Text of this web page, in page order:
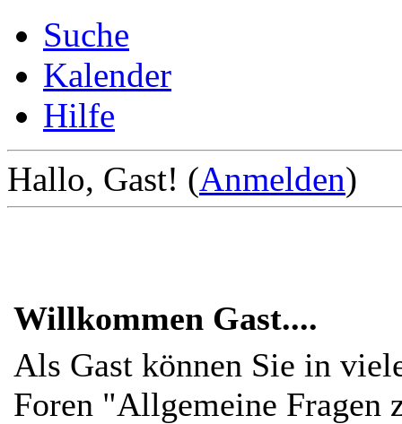
Suche
Kalender
Hilfe
Hallo, Gast! (Anmelden)
Willkommen Gast....
Als Gast können Sie in
Foren "Allgemeine